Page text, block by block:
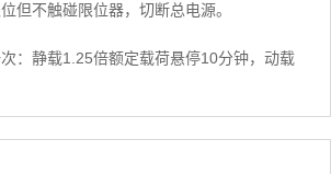
但不触碰限位器，切断总电源。
：静载1.25倍额定载荷悬停10分钟，动载